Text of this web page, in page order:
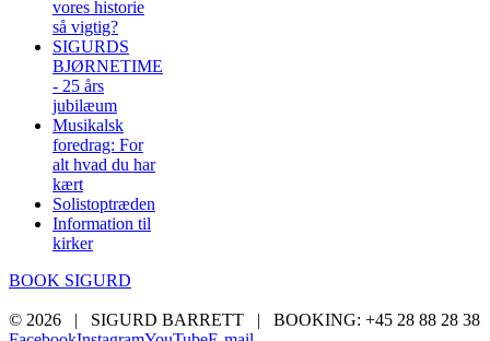
vores historie
så vigtig?
SIGURDS
BJØRNETIME
- 25 års
jubilæum
Musikalsk
foredrag: For
alt hvad du har
kært
Solistoptræden
Information til
kirker
BOOK SIGURD
© 2026 | SIGURD BARRETT | BOOKING: +45 28 88 28 38